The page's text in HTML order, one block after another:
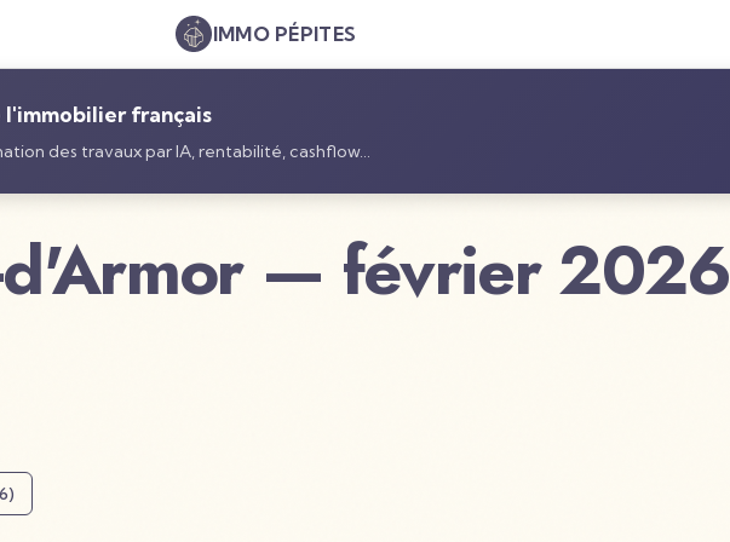
IMMOPÉPITES
français
des travaux par IA, rentabilité, cashflow…
— février 2026
)